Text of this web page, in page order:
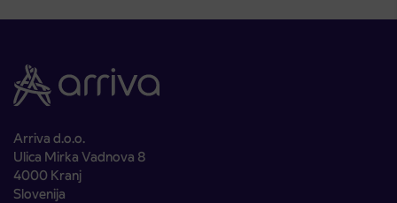
Arriva d.o.o.
Ulica Mirka Vadnova 8
4000 Kranj
Slovenija